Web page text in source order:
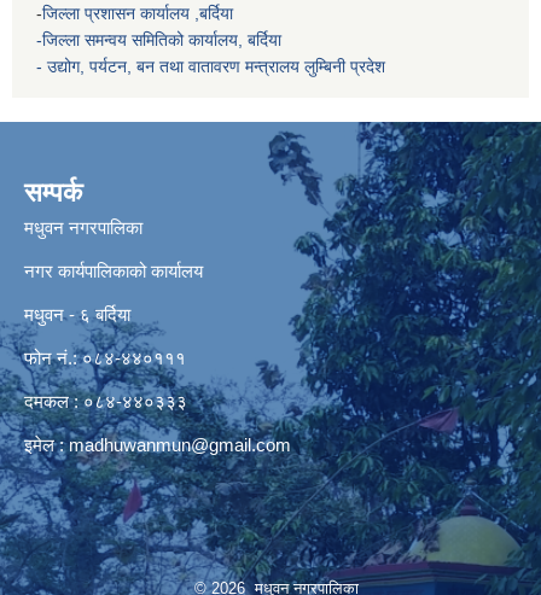
-जिल्ला प्रशासन कार्यालय ,बर्दिया
-जिल्ला समन्वय समितिको कार्यालय, बर्दिया
- उद्योग, पर्यटन, बन तथा वातावरण मन्त्रालय लुम्बिनी प्रदेश
सम्पर्क
मधुवन नगरपालिका
नगर कार्यपालिकाको कार्यालय
मधुवन - ६ बर्दिया
फोन नं.: ०८४-४४०१११
दमकल : ०८४-४४०३३३
इमेल :madhuwanmun@gmail.com
© 2026 मधुवन नगरपालिका